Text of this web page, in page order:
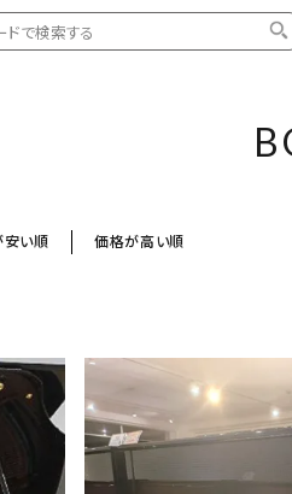
中古
名作・
新品
安い順 価格が高い順